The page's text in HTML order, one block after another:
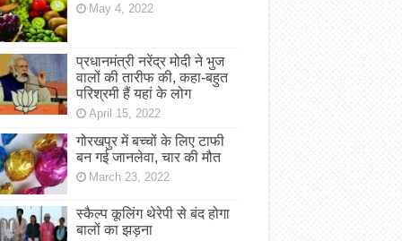
May 4, 2022
प्रधानमंत्री नरेंद्र मोदी ने भुज
वालों की तारीफ की, कहा-बहुत
परिश्रमी हैं यहां के लोग
April 15, 2022
गोरखपुर में बच्चों के लिए टाफी
बन गई जानलेवा, चार की मौत
March 23, 2022
स्कैल्प कूलिंग थेरेपी से बंद होगा
बालों का झड़ना